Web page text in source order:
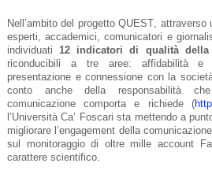
Nell’ambito del progetto QUEST,
esperti, accademici, comunicatori e
individuati 12 indicatori di qualità della
riconducibili a tre aree: affidabilità e
presentazione e connessione con la
conto anche della responsabilità
comunicazione comporta e richiede (
l’Università Ca’ Foscari sta mettendo a
migliorare l’engagement della
sul monitoraggio di oltre mille account
carattere scientifico.